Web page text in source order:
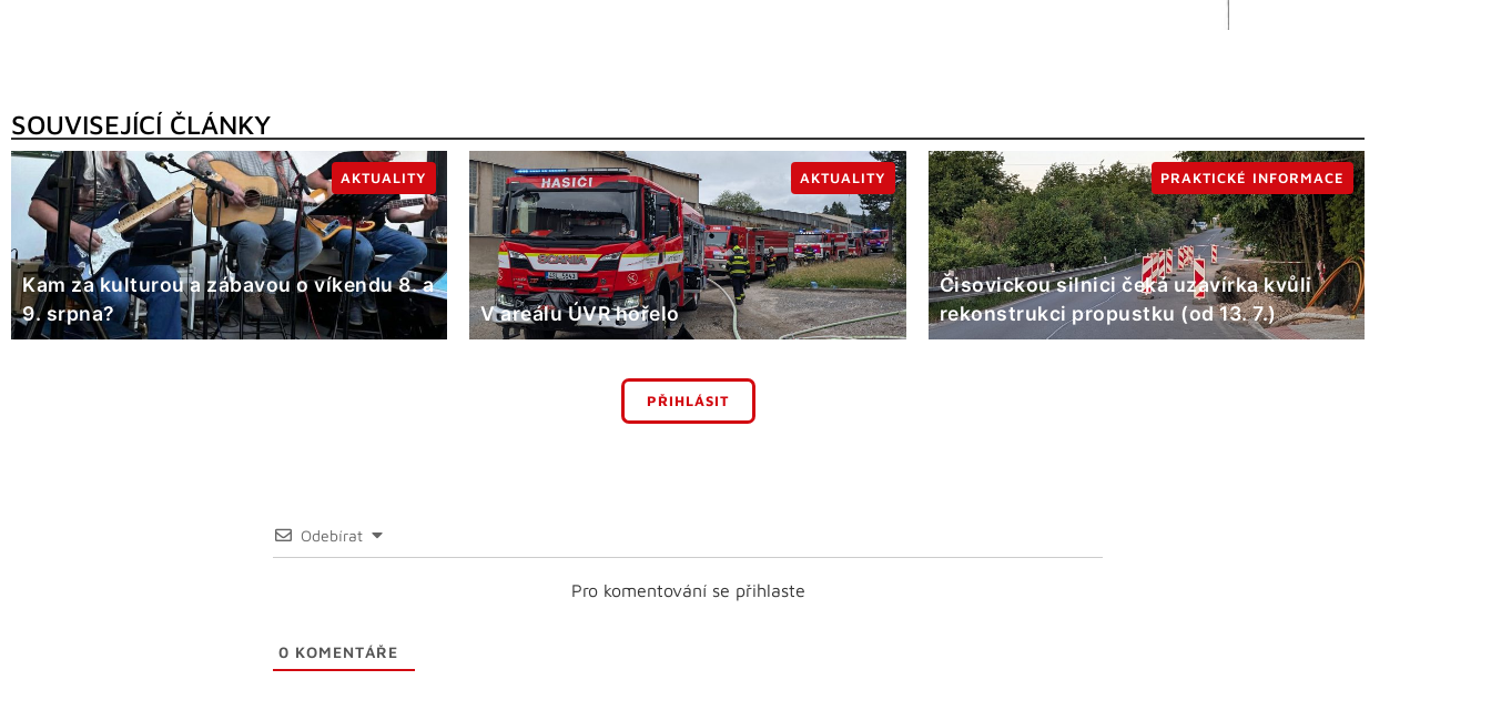
SOUVISEJÍCÍ ČLÁNKY
Kam za kulturou a zábavou o víkendu 8. a
9. srpna?
AKTUALITY
V areálu ÚVR hořelo
AKTUALITY
Čisovickou silnici čeká uzavírka kvůli
rekonstrukci propustku (od 13. 7.)
PRAKTICKÉ INFORMACE
PŘIHLÁSIT
Odebírat
Pro komentování se přihlaste
0 KOMENTÁŘE